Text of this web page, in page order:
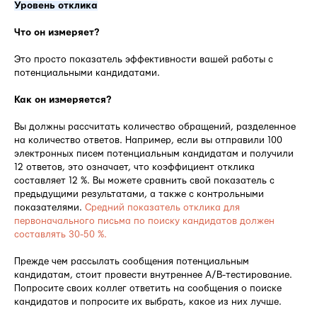
Уровень отклика
Что он измеряет?
Это просто показатель эффективности вашей работы с
потенциальными кандидатами.
Как он измеряется?
Вы должны рассчитать количество обращений, разделенное
на количество ответов. Например, если вы отправили 100
электронных писем потенциальным кандидатам и получили
12 ответов, это означает, что коэффициент отклика
составляет 12 %. Вы можете сравнить свой показатель с
предыдущими результатами, а также с контрольными
показателями. Средний показатель отклика для
первоначального письма по поиску кандидатов должен
составлять 30-50 %.
Прежде чем рассылать сообщения потенциальным
кандидатам, стоит провести внутреннее A/B-тестирование.
Попросите своих коллег ответить на сообщения о поиске
кандидатов и попросите их выбрать, какое из них лучше.